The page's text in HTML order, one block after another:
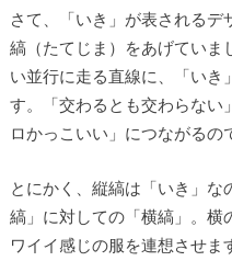
さて、「いき」が表される
縞（たてじま）をあげていま
い並行に走る直線に、「いき
す。「交わるとも交わらない
ロかっこいい」につながるの
とにかく、縦縞は「いき」
縞」に対しての「横縞」。横
ワイイ感じの服を連想させ